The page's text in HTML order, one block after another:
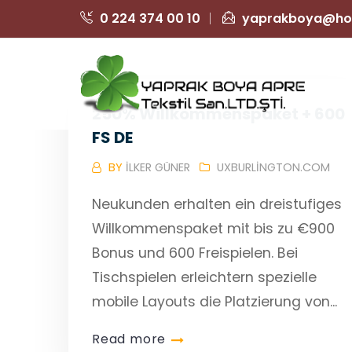
0 224 374 00 10
250% Willkommenspaket + 600
FS DE
BY ILKER GÜNER UXBURLINGTON.COM
Neukunden erhalten ein dreistufiges
Willkommenspaket mit bis zu €900
Bonus und 600 Freispielen. Bei
Tischspielen erleichtern spezielle
mobile Layouts die Platzierung von...
Read more